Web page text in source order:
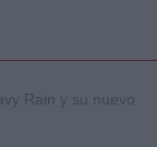
Rain y su nuevo